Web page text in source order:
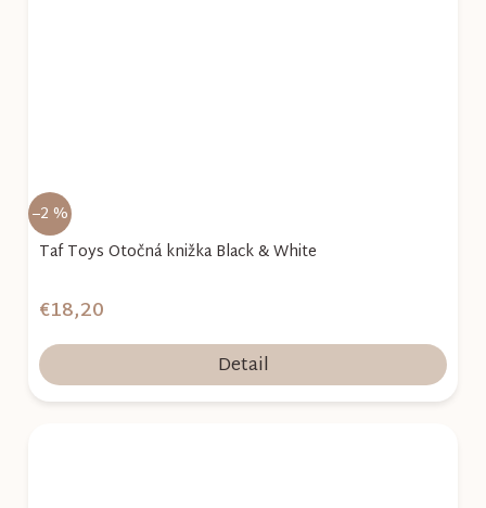
–2 %
Taf Toys Otočná knižka Black & White
€18,20
Detail